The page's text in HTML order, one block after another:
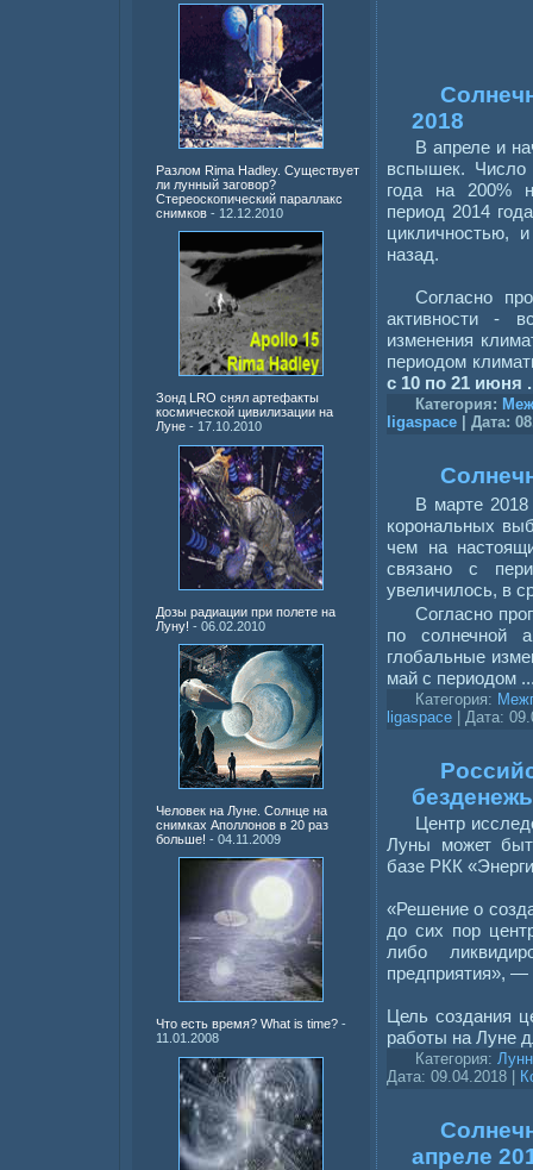
Разлом Rima Hadley. Существует
ли лунный заговор?
Стереоскопический параллакс
снимков - 12.12.2010
Зонд LRO снял артефакты
космической цивилизации на
Луне - 17.10.2010
Дозы радиации при полете на
Луну! - 06.02.2010
Человек на Луне. Солнце на
снимках Аполлонов в 20 раз
больше! - 04.11.2009
Что есть время? What is time? -
11.01.2008
2018
В апреле и
вспышек. Число
года на 200%
период 2014
цикличностью,
назад.
Согласно
активности -
изменения
периодом
с 10 по 21 июня
Категория:
ligaspace | Дата:
В марте
корональных
чем на
связано с
увеличилось, в
Согласно
по солнечной
глобальные
май с периодом
Категория:
ligaspace | Дата:
Центр
Луны может
базе РКК
«Решение о
до сих пор
либо
предприятия», —
Цель создания
работы на Луне
Категория:
Дата: 09.04.2018 |
апреле